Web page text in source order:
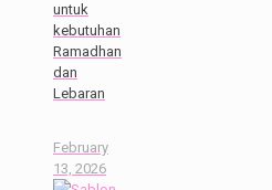
untuk
kebutuhan
Ramadhan
dan
Lebaran
February
13, 2026